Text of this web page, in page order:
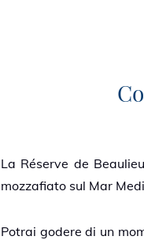
La Réserve de
mozzafiato sul Mar
Potrai godere di un